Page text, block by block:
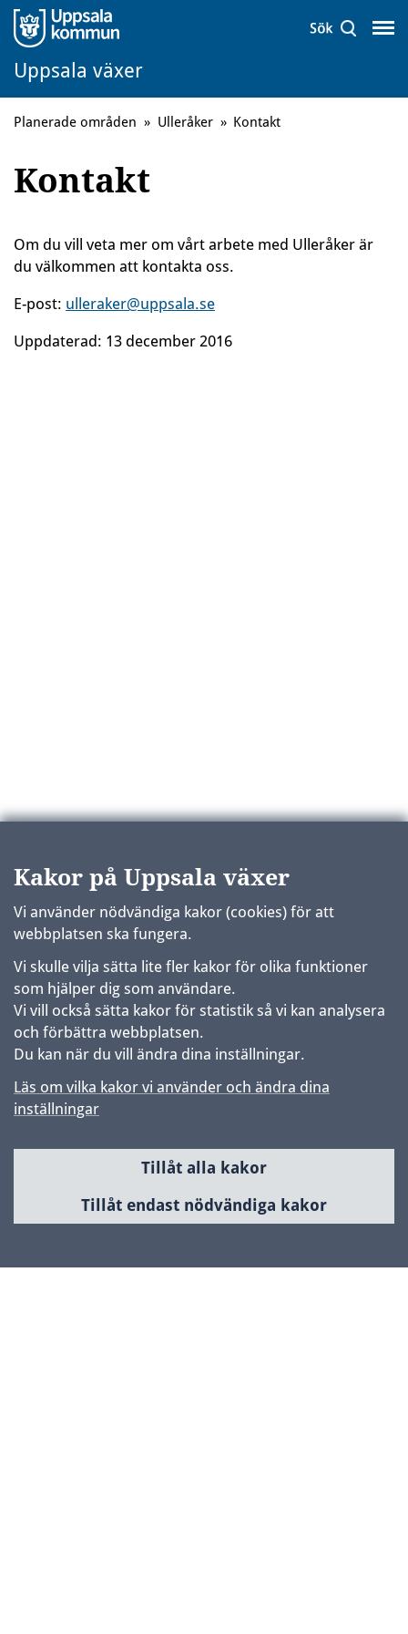
Uppsala växer
Planerade områden » Ulleråker» Kontakt
Kontakt
Om du vill veta mer om vårt arbete med Ulleråker är
du välkommen att kontakta oss.
E-post: ulleraker@uppsala.se
Uppdaterad: 13 december 2016
Kakor på Uppsala växer
Vi använder nödvändiga kakor (cookies) för att
webbplatsen ska fungera.
Vi skulle vilja sätta lite fler kakor för olika funktioner
som hjälper dig som användare.
Vi vill också sätta kakor för statistik så vi kan analysera
och förbättra webbplatsen.
Du kan när du vill ändra dina inställningar.
Läs om vilka kakor vi använder och ändra dina
inställningar
Tillåt alla kakor
Tillåt endast nödvändiga kakor
Samhällsbyggnad & utveckling